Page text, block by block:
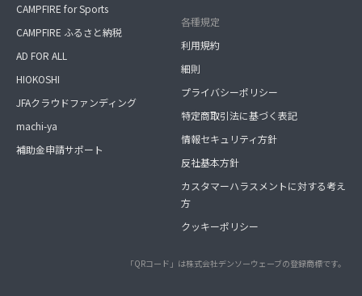
CAMPFIRE for Sports
CAMPFIRE ふるさと納税
AD FOR ALL
HIOKOSHI
JFAクラウドファンディング
machi-ya
補助金申請サポート
各種規定
利用規約
細則
プライバシーポリシー
特定商取引法に基づく表記
情報セキュリティ方針
反社基本方針
カスタマーハラスメントに対する考え
方
クッキーポリシー
「QRコード」は株式会社デンソーウェーブの登録商標です。